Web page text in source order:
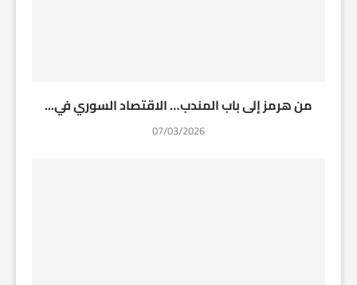
من هرمز إلى باب المندب… الاقتصاد السوري في...
07/03/2026